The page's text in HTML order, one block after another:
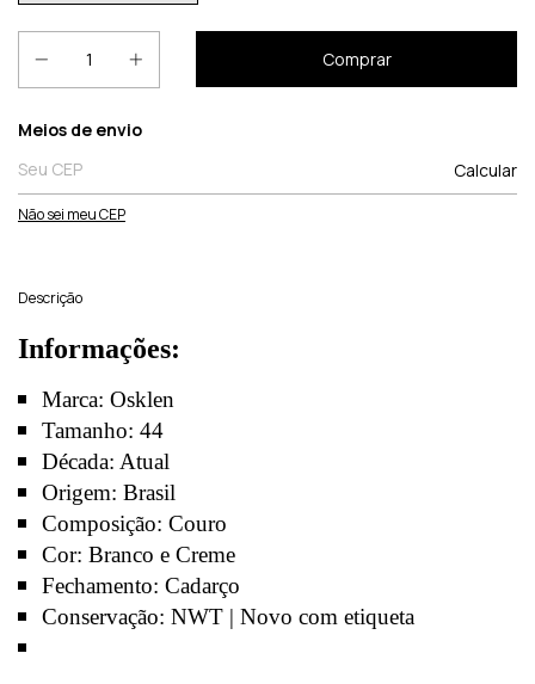
Entregas para o CEP:
Meios de envio
Calcular
Não sei meu CEP
Descrição
Informações:
Marca: Osklen
Tamanho: 44
Década: Atual
Origem: Brasil
Composição: Couro
Cor: Branco e Creme
Fechamento: Cadarço
Conservação: NWT | Novo com etiqueta